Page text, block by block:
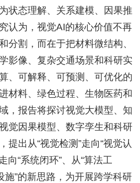
状态理解、关系建模、因果推
认为，视觉AI的核心价值不再
分割，而在于把材料微结构、
影像、复杂交通场景和科研实
、可解释、可预测、可优化的
材料、绿色过程、生物医药和
，报告将探讨视觉大模型、知
觉因果模型、数字孪生和科研
提出从“视觉检测”走向“视觉认
向“系统闭环”、从“算法工
施”的新思路，为开展跨学科研